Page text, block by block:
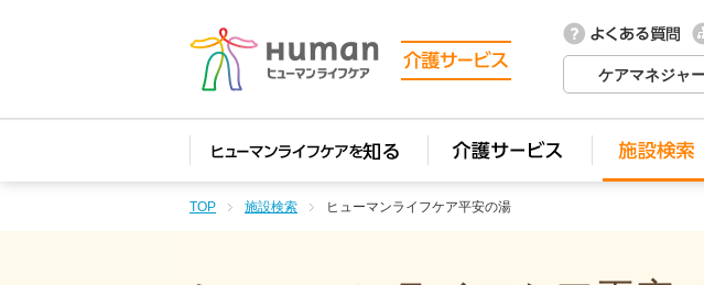
ケアマネジャ
TOP 施設検索 ヒューマンライフケア平安の湯